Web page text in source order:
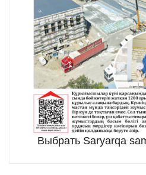
Выбрать Saryarqa